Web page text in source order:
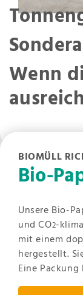
Wenn
BIOMÜLL
Bio-
Unsere Bio-
und CO2-
mit einem
hergestellt.
Eine